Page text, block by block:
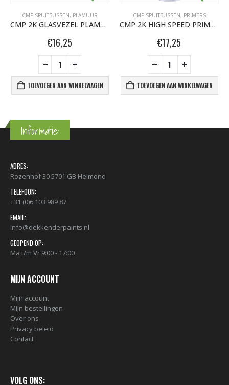
CMP SPUITBUSSEN, PLAMUUR
CMP 2K GLASVEZEL PLAMUUR 1 KG
€16,25
TOEVOEGEN AAN WINKELWAGEN
CMP SPUITBUSSEN, PRIMERS
CMP 2K HIGH SPEED PRIMER 200ML
€17,25
TOEVOEGEN AAN WINKELWAGEN
Informatie:
ADRES:
Rozenhof 30 5701 GB Helmond
TELEFOON:
+31 (0)6 103 989 87
EMAIL:
info@dekkenderpaints.nl
GEOPEND OP:
Ma t/m Vr 9:00 - 17:00
MIJN ACCOUNT
Mijn account
Mijn bestellingen
Over ons
Privacy beleid
Contact
VOLG ONS: